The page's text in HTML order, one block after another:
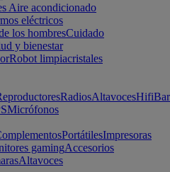
Aire acondicionado
eléctricos
los hombresCuidado
y bienestar
Robot limpiacristales
RadiosAltavocesHifi
Micrófonos
PortátilesImpresoras
gamingAccesorios
Altavoces